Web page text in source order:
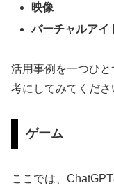
映像
バーチャルアイ
活用事例を一つひ
考にしてみてくださ
ゲーム
ここでは、